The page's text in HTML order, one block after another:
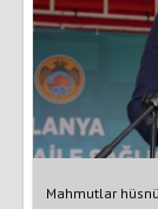
Mahmutlar